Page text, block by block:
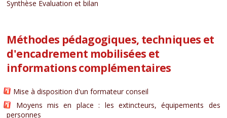
Synthèse Evaluation et bilan
Méthodes pédagogiques, techniques et
d'encadrement mobilisées et
informations complémentaires
Mise à disposition d'un formateur conseil
Moyens mis en place : les extincteurs, équipements des
personnes